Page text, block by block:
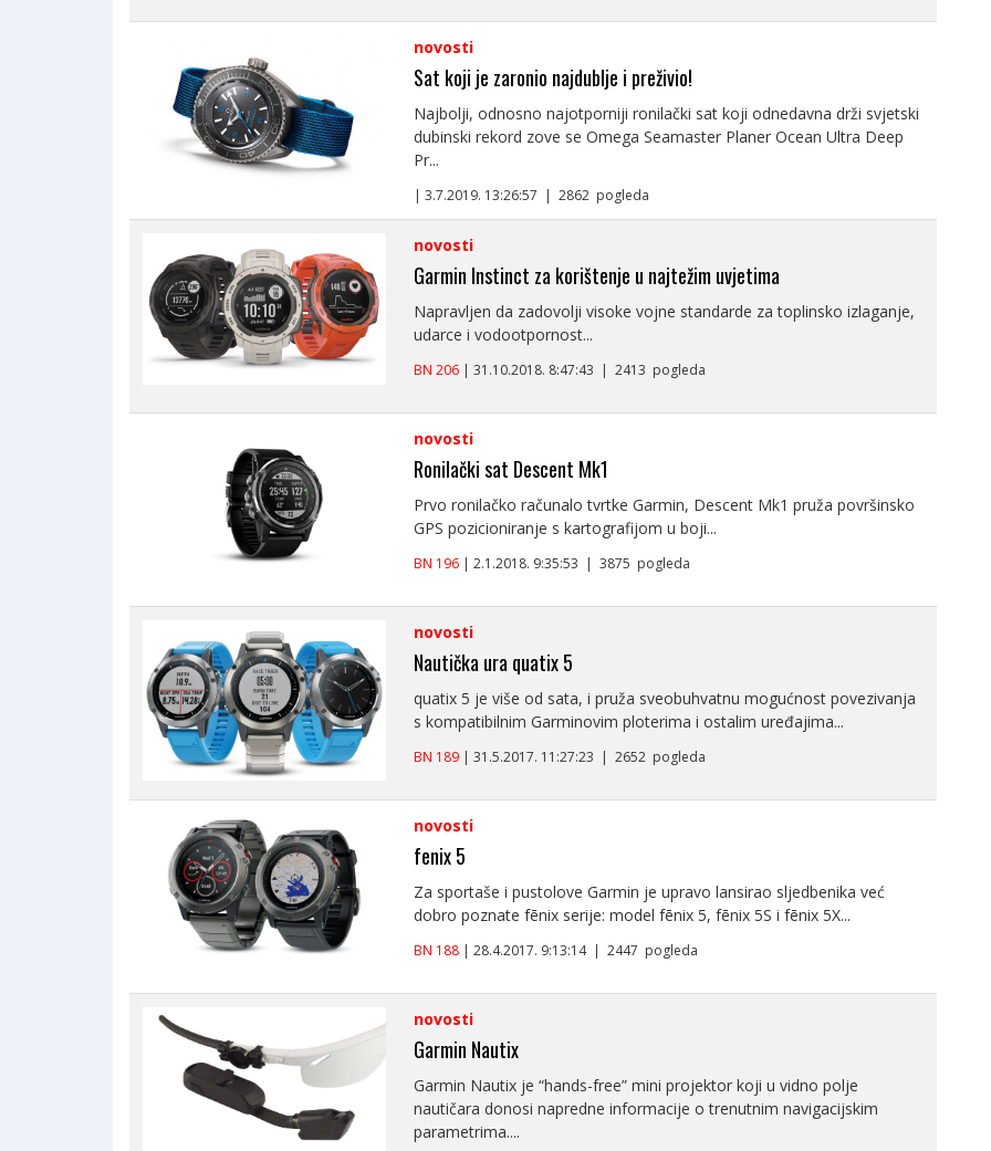
novosti
Sat koji je zaronio najdublje i preživio!
Najbolji, odnosno najotporniji ronilački sat koji odnedavna drži svjetski
dubinski rekord zove se Omega Seamaster Planer Ocean Ultra Deep
Pr...
| 3.7.2019. 13:26:57 | 2862 pogleda
novosti
Garmin Instinct za korištenje u najtežim uvjetima
Napravljen da zadovolji visoke vojne standarde za toplinsko izlaganje,
udarce i vodootpornost...
BN 206 | 31.10.2018. 8:47:43 | 2413 pogleda
novosti
Ronilački sat Descent Mk1
Prvo ronilačko računalo tvrtke Garmin, Descent Mk1 pruža površinsko
GPS pozicioniranje s kartografijom u boji...
BN 196 | 2.1.2018. 9:35:53 | 3875 pogleda
novosti
Nautička ura quatix 5
quatix 5 je više od sata, i pruža sveobuhvatnu mogućnost povezivanja
s kompatibilnim Garminovim ploterima i ostalim uređajima...
BN 189 | 31.5.2017. 11:27:23 | 2652 pogleda
novosti
fenix 5
Za sportaše i pustolove Garmin je upravo lansirao sljedbenika već
dobro poznate fēnix serije: model fēnix 5, fēnix 5S i fēnix 5X...
BN 188 | 28.4.2017. 9:13:14 | 2447 pogleda
novosti
Garmin Nautix
Garmin Nautix je “hands-free” mini projektor koji u vidno polje
nautičara donosi napredne informacije o trenutnim navigacijskim
parametrima....